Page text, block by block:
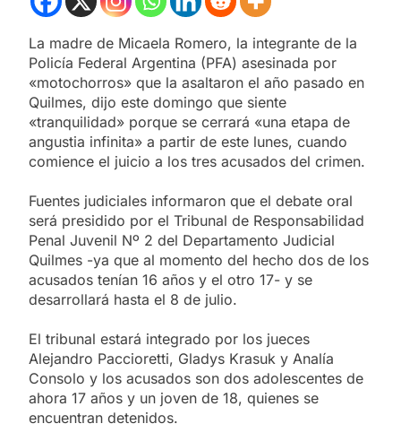
La madre de Micaela Romero, la integrante de la
Policía Federal Argentina (PFA) asesinada por
«motochorros» que la asaltaron el año pasado en
Quilmes, dijo este domingo que siente
«tranquilidad» porque se cerrará «una etapa de
angustia infinita» a partir de este lunes, cuando
comience el juicio a los tres acusados del crimen.
Fuentes judiciales informaron que el debate oral
será presidido por el Tribunal de Responsabilidad
Penal Juvenil Nº 2 del Departamento Judicial
Quilmes -ya que al momento del hecho dos de los
acusados tenían 16 años y el otro 17- y se
desarrollará hasta el 8 de julio.
El tribunal estará integrado por los jueces
Alejandro Paccioretti, Gladys Krasuk y Analía
Consolo y los acusados son dos adolescentes de
ahora 17 años y un joven de 18, quienes se
encuentran detenidos.